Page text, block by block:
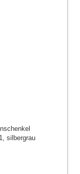
silbergrau